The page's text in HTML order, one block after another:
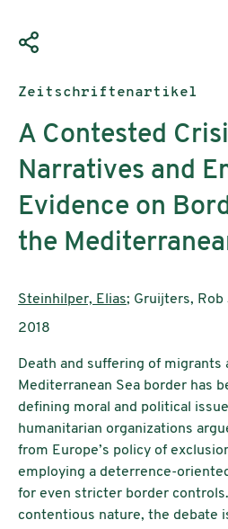
Publikationstyp:
Zeitschriftenartikel
A Contested
Narratives and
Evidence on
the
AutorInnen:
Steinhilper, Elias; Gruijters, Rob
Publikationsjahr:
2018
Death and suffering of migrants
Mediterranean Sea border has
defining moral and political
humanitarian organizations
from Europe’s policy of
employing a deterrence-
for even stricter border
contentious nature, the debate